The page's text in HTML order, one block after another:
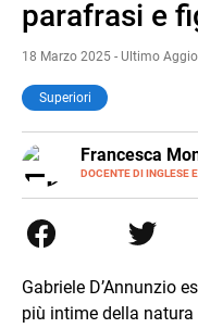
parafrasi e
18 Marzo 2025 - Ultimo
Superiori
Francesca
DOCENTE DI INGLESE
LINKEDIN
INSTAGRAM
secondaria di
traduzioni, SEO
della sintesi.
Gabriele D’Annunzio
più intime della